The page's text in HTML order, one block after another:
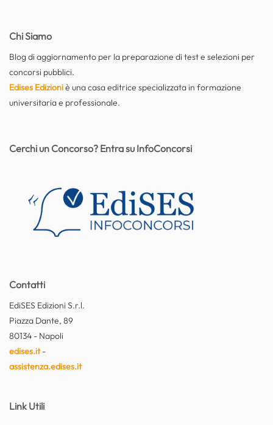
Chi Siamo
Blog di aggiornamento per la preparazione di test e selezioni per
concorsi pubblici.
Edises Edizioniè una casa editrice specializzata in formazione
universitaria e professionale.
Contatti
EdiSES Edizioni S.r.l.
Piazza Dante, 89
80134 - Napoli
edises.it-
assistenza.edises.it
Link Utili
Cerchi un Concorso? Entra su InfoConcorsi